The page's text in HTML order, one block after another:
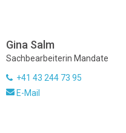
Gina Salm
Sachbearbeiterin Mandate
+41 43 244 73 95
E-Mail